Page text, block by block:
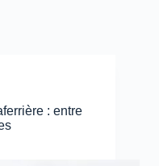
: entre